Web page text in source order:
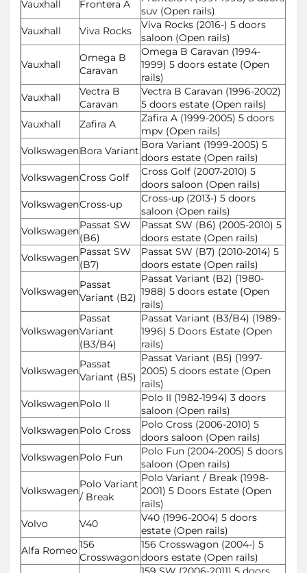
Vauxhall
Frontera A
suv (Open rails)
Vauxhall
Viva Rocks
Viva Rocks (2016-) 5 doors
saloon (Open rails)
Vauxhall
Omega B
Caravan
Omega B Caravan (1994-
1999) 5 doors estate (Open
rails)
Vauxhall
Vectra B
Caravan
Vectra B Caravan (1996-2002)
5 doors estate (Open rails)
Vauxhall
Zafira A
Zafira A (1999-2005) 5 doors
mpv (Open rails)
VolkswagenBora Variant Bora Variant (1999-2005) 5
doors estate (Open rails)
VolkswagenCross Golf
Cross Golf (2007-2010) 5
doors saloon (Open rails)
VolkswagenCross-up
Cross-up (2013-) 5 doors
saloon (Open rails)
VolkswagenPassat SW
(B6)
Passat SW (B6) (2005-2010) 5
doors estate (Open rails)
VolkswagenPassat SW
(B7)
Passat SW (B7) (2010-2014) 5
doors estate (Open rails)
Volkswagen
Passat
Variant (B2)
Passat Variant (B2) (1980-
1988) 5 doors estate (Open
rails)
Volkswagen
Passat
Variant
(B3/B4)
Passat Variant (B3/B4) (1989-
1996) 5 Doors Estate (Open
rails)
Volkswagen
Passat
Variant (B5)
Passat Variant (B5) (1997-
2005) 5 doors estate (Open
rails)
VolkswagenPolo II
Polo II (1982-1994) 3 doors
saloon (Open rails)
VolkswagenPolo Cross
Polo Cross (2006-2010) 5
doors saloon (Open rails)
VolkswagenPolo Fun
Polo Fun (2004-2005) 5 doors
saloon (Open rails)
Volkswagen
Polo Variant
/ Break
Polo Variant / Break (1998-
2001) 5 Doors Estate (Open
rails)
Volvo
V40
V40 (1996-2004) 5 doors
estate (Open rails)
Alfa Romeo156
Crosswagon
156 Crosswagon (2004-) 5
doors estate (Open rails)